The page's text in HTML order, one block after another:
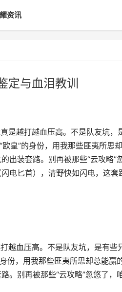
资讯
定与血泪教训
是越打越血压高。不是队友坑，
皇”的身份，用我那些匪夷所思
出装套路。别再被那些“云攻略”
电匕首），清野快如闪电，这
越血压高。不是队友坑，是有些
份，用我那些匪夷所思却总能
。别再被那些“云攻略”忽悠了，